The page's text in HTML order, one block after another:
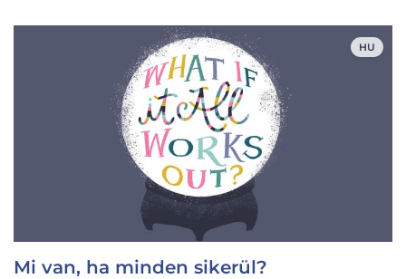
HU
Mi van, ha minden sikerül?